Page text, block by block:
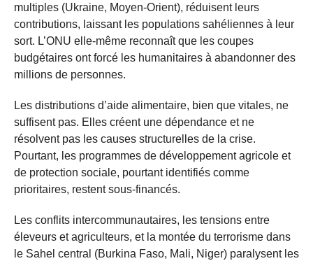
multiples (Ukraine, Moyen-Orient), réduisent leurs
contributions, laissant les populations sahéliennes à leur
sort. L’ONU elle-même reconnaît que les coupes
budgétaires ont forcé les humanitaires à abandonner des
millions de personnes.
Les distributions d’aide alimentaire, bien que vitales, ne
suffisent pas. Elles créent une dépendance et ne
résolvent pas les causes structurelles de la crise.
Pourtant, les programmes de développement agricole et
de protection sociale, pourtant identifiés comme
prioritaires, restent sous-financés.
Les conflits intercommunautaires, les tensions entre
éleveurs et agriculteurs, et la montée du terrorisme dans
le Sahel central (Burkina Faso, Mali, Niger) paralysent les